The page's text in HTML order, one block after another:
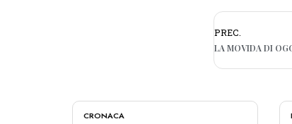
PREC.
CRONACA